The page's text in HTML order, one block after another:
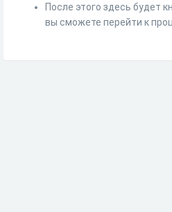
После этого здесь будет
вы сможете перейти к